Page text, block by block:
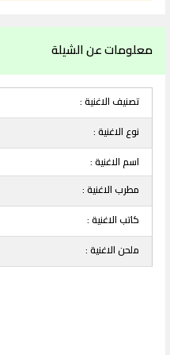
معلومات عن الشيلة
تصنيف الاغنية :
نوع الاغنية :
اسم الاغنية :
مطرب الاغنية :
كاتب الاغنية :
ملحن الاغنية :